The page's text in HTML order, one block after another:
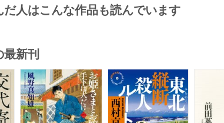
だ人はこんな作品も読んでいます
新刊